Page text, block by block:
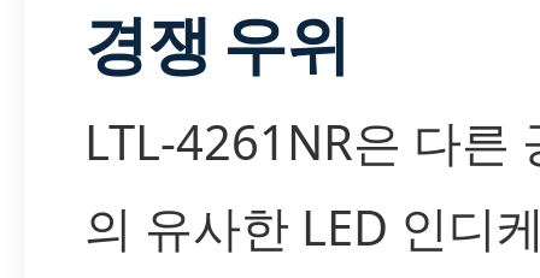
경쟁 우위
LTL-4261NR은 다른
의 유사한 LED 인디